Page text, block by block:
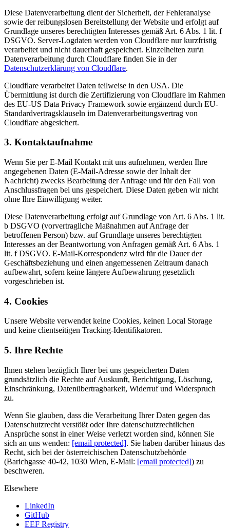
Diese Datenverarbeitung dient der Sicherheit, der Fehleranalyse
sowie der reibungslosen Bereitstellung der Website und erfolgt auf
Grundlage unseres berechtigten Interesses gemäß Art. 6 Abs. 1 lit. f
DSGVO. Server-Logdaten werden von Cloudflare nur kurzfristig
verarbeitet und nicht dauerhaft gespeichert. Einzelheiten zur\n
Datenverarbeitung durch Cloudflare finden Sie in der
Datenschutzerklärung von Cloudflare.
Cloudflare verarbeitet Daten teilweise in den USA. Die
Übermittlung ist durch die Zertifizierung von Cloudflare im Rahmen
des EU-US Data Privacy Framework sowie ergänzend durch EU-
Standardvertragsklauseln im Datenverarbeitungsvertrag von
Cloudflare abgesichert.
3. Kontaktaufnahme
Wenn Sie per E-Mail Kontakt mit uns aufnehmen, werden Ihre
angegebenen Daten (E-Mail-Adresse sowie der Inhalt der
Nachricht) zwecks Bearbeitung der Anfrage und für den Fall von
Anschlussfragen bei uns gespeichert. Diese Daten geben wir nicht
ohne Ihre Einwilligung weiter.
Diese Datenverarbeitung erfolgt auf Grundlage von Art. 6 Abs. 1 lit.
b DSGVO (vorvertragliche Maßnahmen auf Anfrage der
betroffenen Person) bzw. auf Grundlage unseres berechtigten
Interesses an der Beantwortung von Anfragen gemäß Art. 6 Abs. 1
lit. f DSGVO. E-Mail-Korrespondenz wird für die Dauer der
Geschäftsbeziehung und einen angemessenen Zeitraum danach
aufbewahrt, sofern keine längere Aufbewahrung gesetzlich
vorgeschrieben ist.
4. Cookies
Unsere Website verwendet keine Cookies, keinen Local Storage
und keine clientseitigen Tracking-Identifikatoren.
5. Ihre Rechte
Ihnen stehen bezüglich Ihrer bei uns gespeicherten Daten
grundsätzlich die Rechte auf Auskunft, Berichtigung, Löschung,
Einschränkung, Datenübertragbarkeit, Widerruf und Widerspruch
zu.
Wenn Sie glauben, dass die Verarbeitung Ihrer Daten gegen das
Datenschutzrecht verstößt oder Ihre datenschutzrechtlichen
Ansprüche sonst in einer Weise verletzt worden sind, können Sie
sich an uns wenden: [email protected]. Sie haben darüber hinaus das
Recht, sich bei der österreichischen Datenschutzbehörde
(Barichgasse 40-42, 1030 Wien, E-Mail: [email protected]) zu
beschweren.
Elsewhere
LinkedIn
GitHub
EEF Registry